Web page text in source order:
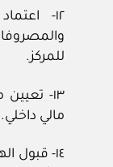
١٢-
للمركز.
١٣-
مالي داخلي.
١٤- قبول